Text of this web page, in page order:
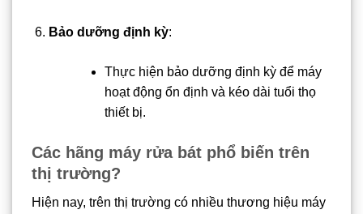
Bảo dưỡng định kỳ:
Thực hiện bảo dưỡng định kỳ để máy
hoạt động ổn định và kéo dài tuổi thọ
thiết bị.
Các hãng máy rửa bát phổ biến trên
thị trường?
Hiện nay, trên thị trường có nhiều thương hiệu máy